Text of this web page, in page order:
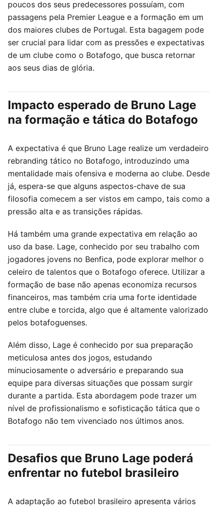
poucos dos seus predecessores possuíam, com
passagens pela Premier League e a formação em um
dos maiores clubes de Portugal. Esta bagagem pode
ser crucial para lidar com as pressões e expectativas
de um clube como o Botafogo, que busca retornar
aos seus dias de glória.
Impacto esperado de Bruno Lage
na formação e tática do Botafogo
A expectativa é que Bruno Lage realize um verdadeiro
rebranding tático no Botafogo, introduzindo uma
mentalidade mais ofensiva e moderna ao clube. Desde
já, espera-se que alguns aspectos-chave de sua
filosofia comecem a ser vistos em campo, tais como a
pressão alta e as transições rápidas.
Há também uma grande expectativa em relação ao
uso da base. Lage, conhecido por seu trabalho com
jogadores jovens no Benfica, pode explorar melhor o
celeiro de talentos que o Botafogo oferece. Utilizar a
formação de base não apenas economiza recursos
financeiros, mas também cria uma forte identidade
entre clube e torcida, algo que é altamente valorizado
pelos botafoguenses.
Além disso, Lage é conhecido por sua preparação
meticulosa antes dos jogos, estudando
minuciosamente o adversário e preparando sua
equipe para diversas situações que possam surgir
durante a partida. Esta abordagem pode trazer um
nível de profissionalismo e sofisticação tática que o
Botafogo não tem vivenciado nos últimos anos.
Desafios que Bruno Lage poderá
enfrentar no futebol brasileiro
A adaptação ao futebol brasileiro apresenta vários